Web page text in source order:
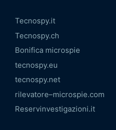
Tecnospy.it
Tecnospy.ch
Bonifica microspie
tecnospy.eu
tecnospy.net
rilevatore–microspie.com
Reservinvestigazioni.it